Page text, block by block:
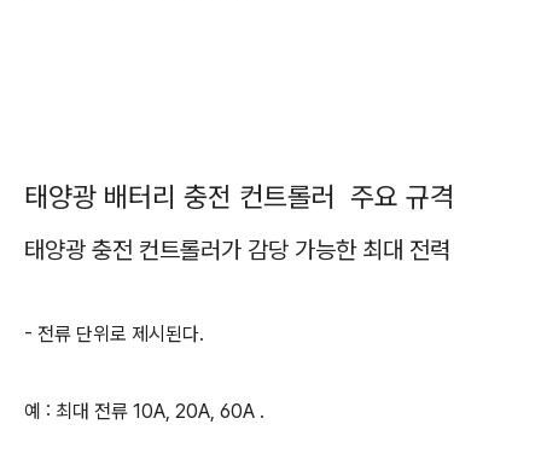
태양광 배터리 충전 컨트롤러 주요 규격
태양광 충전 컨트롤러가 감당 가능한 최대 전력
- 전류 단위로 제시된다.
예 : 최대 전류 10A, 20A, 60A .